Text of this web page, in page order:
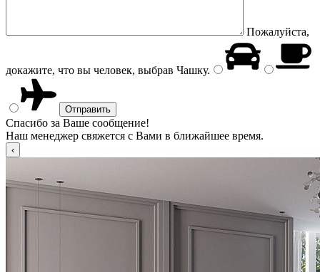
Пожалуйста,
докажите, что вы человек, выбрав Чашку.
Спасибо за Ваше сообщение!
Наш менеджер свяжется с Вами в ближайшее время.